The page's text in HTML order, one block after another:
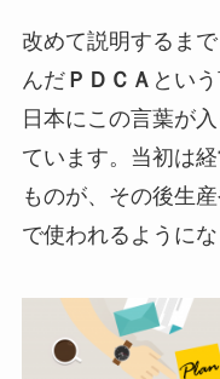
改めて説明するま
んだＰＤＣＡ とい
日本にこの言葉が
ています。当初は
ものが、その後生
で使われるようにな